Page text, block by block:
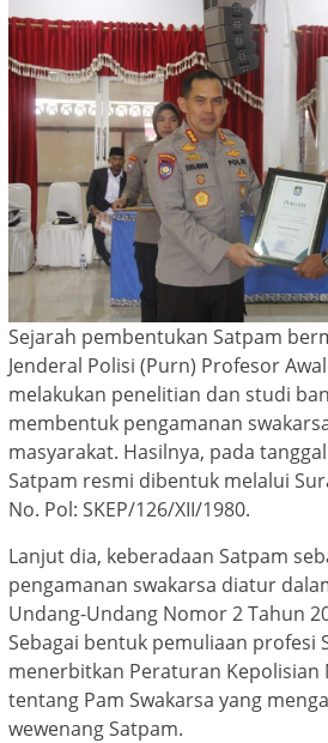
Sejarah pembentukan Satpam
Jenderal Polisi (Purn) Profesor
melakukan penelitian dan studi
membentuk pengamanan
masyarakat. Hasilnya, pada
Satpam resmi dibentuk melalui
No. Pol: SKEP/126/XII/1980.
Lanjut dia, keberadaan Satpam
pengamanan swakarsa diatur
Undang-Undang Nomor 2 Tahun
Sebagai bentuk pemuliaan profesi
menerbitkan Peraturan Kepolisian
tentang Pam Swakarsa yang
wewenang Satpam.